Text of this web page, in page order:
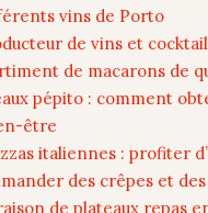
vins de Porto
de vins et
de macarons de
pépito : comment
être
italiennes : profiter
des crêpes et
de plateaux repas